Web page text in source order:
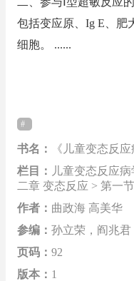
包括变应原、Ig E、肥
细胞。 ......
书名：
《儿童变态反应
栏目： 儿童变态反应
二章 变态反应 > 第一
作者： 曲政海 高美华
参编： 孙立荣，阎兆
页码： 92
版本： 1